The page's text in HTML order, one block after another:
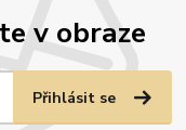
v obraze
Přihlásit se